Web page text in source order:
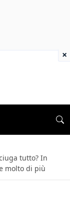
tutto? In
molto di più
×